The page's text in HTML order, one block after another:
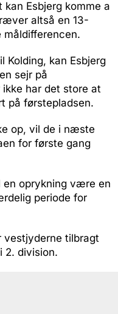
Esbjerg komme a
altså en 13-
måldifferencen.
Kolding, kan Esbjerg
sejr på
har det store at
på førstepladsen.
op, vil de i næste
for første gang
en oprykning være en
periode for
vestjyderne tilbragt
2. division.